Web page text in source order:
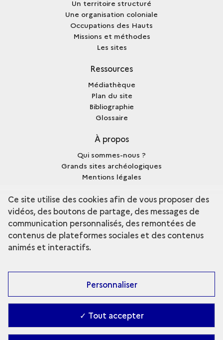
Un territoire structuré
Une organisation coloniale
Occupations des Hauts
Missions et méthodes
Les sites
Ressources
Médiathèque
Plan du site
Bibliographie
Glossaire
À propos
Qui sommes-nous ?
Grands sites archéologiques
Mentions légales
Découvrir la collection
Ce site utilise des cookies afin de vous proposer des
vidéos, des boutons de partage, des messages de
communication personnalisés, des remontées de
contenus de plateformes sociales et des contenus
animés et interactifs.
Personnaliser
✓ Tout accepter